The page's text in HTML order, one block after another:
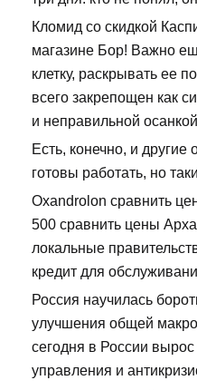
Кломид со скидкой
магазине Бор! Важно
клетку, раскрывать ее
всего закрепощен как
и неправильной
Есть, конечно, и другие
готовы работать, но
Oxandrolon сравнить
500 сравнить цены
локальные
кредит для
Россия научилась
улучшения общей
сегодня в России вырос
управления и